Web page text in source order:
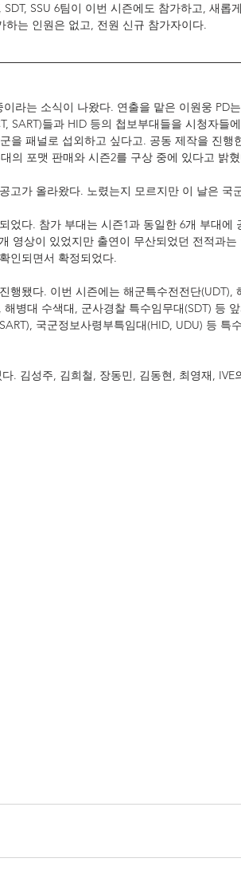
SSU 6팀이 이번 시즌에도 참가하고, 새롭
는 인원은 없고, 전원 신규 참가자이다.
라는 소식이 나왔다. 연출을 맡은 이원웅 PD
SART)들과 HID 등의 첩보부대들을 시청자들
을 패널로 섭외하고 싶다고. 공동 제작을 진행
의 포맷 판매와 시즌2를 구상 중에 있다고 밝
고가 올라왔다. 노렸는지 모르지만 이 날은 국
었다. 참가 부대는 시즌1과 동일한 6개 부대에
영상이 있었지만 출연이 무산되었던 전적과
인되면서 확정되었다.
행됐다. 이번 시즌에는 해군특수전전단(UDT),
병대 수색대, 군사경찰 특수임무대(SDT) 등
국군정보사령부특임대(HID, UDU) 등 특
. 김성주, 김희철, 장동민, 김동현, 최영재, IVE